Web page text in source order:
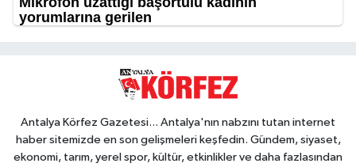
Antalya Körfez Gazetesi... Antalya'nın nabzını tutan internet
haber sitemizde en son gelişmeleri keşfedin. Gündem, siyaset,
ekonomi, tarım, yerel spor, kültür, etkinlikler ve daha fazlasından